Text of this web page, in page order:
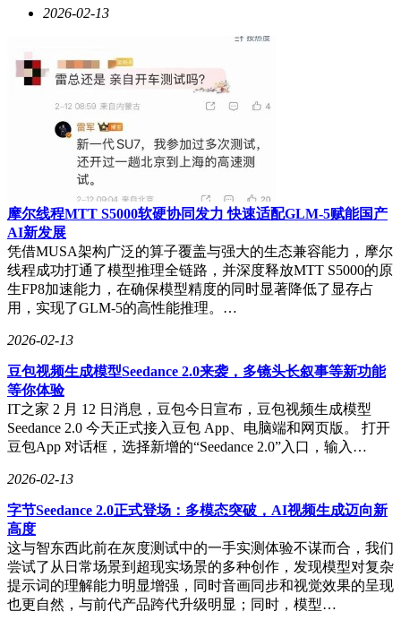
理体系，坚决遏制AI技术滥用势头。
2026-02-13
摩尔线程MTT S5000软硬协同发力 快速适配GLM-5赋能国产
AI新发展
凭借MUSA架构广泛的算子覆盖与强大的生态兼容能力，摩尔
线程成功打通了模型推理全链路，并深度释放MTT S5000的原
生FP8加速能力，在确保模型精度的同时显著降低了显存占
用，实现了GLM-5的高性能推理。…
2026-02-13
豆包视频生成模型Seedance 2.0来袭，多镜头长叙事等新功能
等你体验
IT之家 2 月 12 日消息，豆包今日宣布，豆包视频生成模型
Seedance 2.0 今天正式接入豆包 App、电脑端和网页版。 打开
豆包App 对话框，选择新增的“Seedance 2.0”入口，输入…
2026-02-13
字节Seedance 2.0正式登场：多模态突破，AI视频生成迈向新
高度
这与智东西此前在灰度测试中的一手实测体验不谋而合，我们
尝试了从日常场景到超现实场景的多种创作，发现模型对复杂
提示词的理解能力明显增强，同时音画同步和视觉效果的呈现
也更自然，与前代产品跨代升级明显；同时，模型…